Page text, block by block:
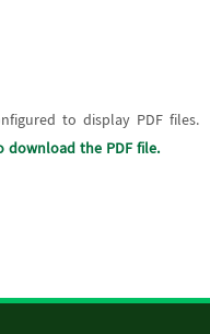
to display PDF files.
download the PDF file.